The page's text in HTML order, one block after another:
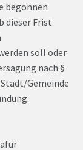
begonnen
dieser Frist
soll oder
nach §
Gemeinde